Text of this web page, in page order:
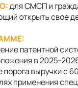
для СМСП и
открыть свое
патентной
в 2025-
выручки с
применения